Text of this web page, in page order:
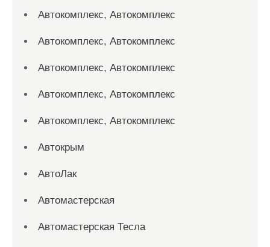
Автокомплекс, Автокомплекс
Автокомплекс, Автокомплекс
Автокомплекс, Автокомплекс
Автокомплекс, Автокомплекс
Автокомплекс, Автокомплекс
Автокрым
АвтоЛак
Автомастерская
Автомастерская Тесла